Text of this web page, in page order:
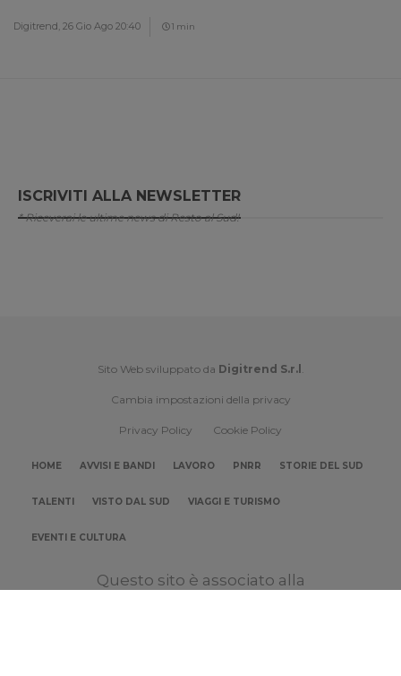
Digitrend, 26 Gio Ago 20:40 1 min
ISCRIVITI ALLA NEWSLETTER
* Riceverai le ultime news di Resto al Sud!
Sito Web sviluppato da Digitrend S.r.l .
Cambia impostazioni della privacy
Privacy Policy Cookie Policy
HOME AVVISI E BANDI LAVORO PNRR STORIE DEL SUD
TALENTI VISTO DAL SUD VIAGGI E TURISMO
EVENTI E CULTURA
Questo sito è associato alla